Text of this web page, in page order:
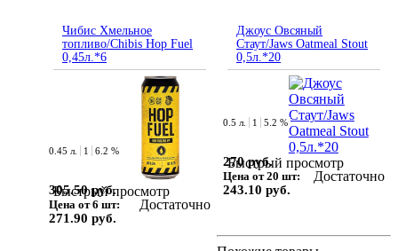
Чибис Хмельное
топливо/Chibis Hop Fuel
0,45л.*6
Быстрый просмотр
0.45 л. 1 6.2 %
305.50 руб.
Цена от 6 шт:
271.90 руб.
Достаточно
Джоус Овсяный
Стаут/Jaws Oatmeal Stout
0,5л.*20
Быстрый просмотр
0.5 л. 1 5.2 %
270 руб.
Цена от 20 шт:
243.10 руб.
Достаточно